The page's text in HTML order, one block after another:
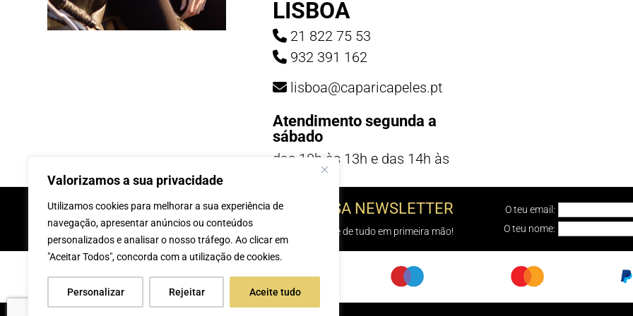
Valorizamos a sua privacidade
Utilizamos cookies para melhorar a sua experiência de
navegação, apresentar anúncios ou conteúdos
personalizados e analisar o nosso tráfego. Ao clicar em
"Aceitar Todos", concorda com a utilização de cookies.
Personalizar Rejeitar Aceite tudo
LISBOA
21 822 75 53
932 391 162
lisboa@caparicapeles.pt
Atendimento segunda a
sábado
das 10h às 13h e das 14h às
INSCREVE-TE Á NOSSA NEWSLETTER
e sabe de tudo em primeira mão!
O teu email:
O teu nome: